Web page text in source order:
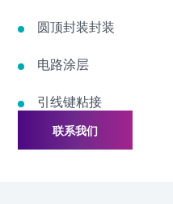
圆顶封装封装
电路涂层
引线键粘接
联系我们